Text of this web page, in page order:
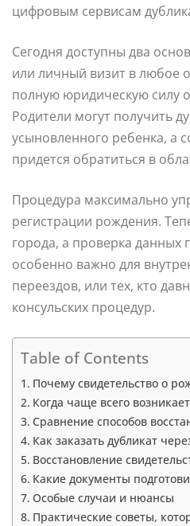
цифровым сервисам
Сегодня доступны два
или личный визит в любое
полную юридическую силу
Родители могут получить
усыновленного ребенка, а
придется обратиться в
Процедура максимально
регистрации рождения.
города, а проверка
особенно важно для
переездов, или тех, кто
консульских процедур.
Table of Contents
Почему свидетельство о
Когда чаще всего
Сравнение способов
Как заказать дубликат
Восстановление
Какие документы
Особые случаи и нюансы
Практические советы,